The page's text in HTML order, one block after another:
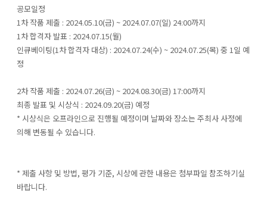
공모일정
1차 작품 제출 : 2024.05.10(금) ~ 2024.07.07(일) 24:00까지
1차 합격자 발표 : 2024.07.15(월)
인큐베이팅(1차 합격자 대상) : 2024.07.24(수) ~ 2024.07.25(목) 중 1일 예
정
2차 작품 제출 : 2024.07.26(금) ~ 2024.08.30(금) 17:00까지
최종 발표 및 시상식 : 2024.09.20(금) 예정
* 시상식은 오프라인으로 진행될 예정이며 날짜와 장소는 주최사 사정에
의해 변동될 수 있습니다.
* 제출 사항 및 방법, 평가 기준, 시상에 관한 내용은 첨부파일 참조하기실
바랍니다.